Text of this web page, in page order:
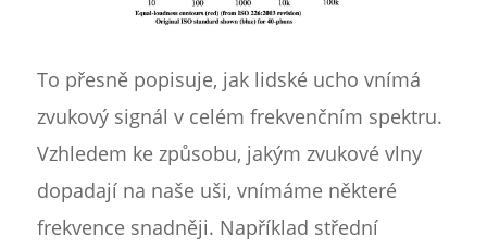
To přesně popisuje, jak lidské ucho vnímá
zvukový signál v celém frekvenčním spektru.
Vzhledem ke způsobu, jakým zvukové vlny
dopadají na naše uši, vnímáme některé
frekvence snadněji. Například střední